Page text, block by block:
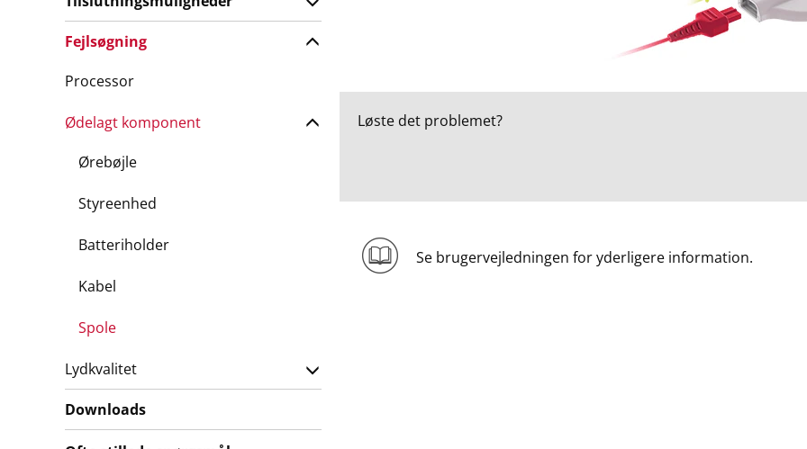
Løste det problemet?
Se brugervejledningen for yderligere information.
Fejlsøgning
Processor
Ødelagt komponent
Ørebøjle
Styreenhed
Batteriholder
Kabel
Spole
Lydkvalitet
Downloads